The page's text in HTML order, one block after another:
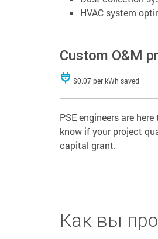
HVAC system
Custom O&M
$0.07 per kWh saved
PSE engineers are
know if your project
capital grant.
Как вы